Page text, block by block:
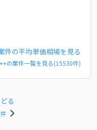
件の平均単価相場を見る
の案件一覧を見る(15530件)
る